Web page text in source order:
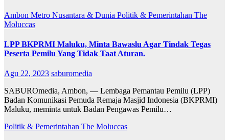
Ambon Metro Nusantara & Dunia Politik & Pemerintahan The
Moluccas
LPP BKPRMI Maluku, Minta Bawaslu Agar Tindak Tegas
Peserta Pemilu Yang Tidak Taat Aturan.
Agu 22, 2023 saburomedia
SABUROmedia, Ambon, — Lembaga Pemantau Pemilu (LPP)
Badan Komunikasi Pemuda Remaja Masjid Indonesia (BKPRMI)
Maluku, meminta untuk Badan Pengawas Pemilu…
Politik & Pemerintahan The Moluccas